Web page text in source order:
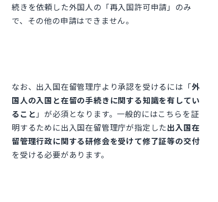
続きを依頼した外国人の「再入国許可申請」のみ
で、その他の申請はできません。
なお、出入国在留管理庁より承認を受けるには「外
国人の入国と在留の手続きに関する知識を有してい
ること」が必須となります。一般的にはこちらを証
明するために出入国在留管理庁が指定した出入国在
留管理行政に関する研修会を受けて修了証等の交付
を受ける必要があります。